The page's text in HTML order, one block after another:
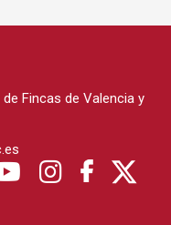
Fincas de Valencia y